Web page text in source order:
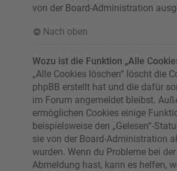
von der Board-Administration
Nach oben
Wozu ist die Funktion „Alle
„Alle Cookies löschen“ löscht die
phpBB erstellt hat und die dafür
im Forum angemeldet bleibst.
ermöglichen Cookies einige
beispielsweise den „Gelesen“-
sie von der Board-Administration
wurden. Wenn du Probleme bei
Abmeldung hast, kann es helfen,